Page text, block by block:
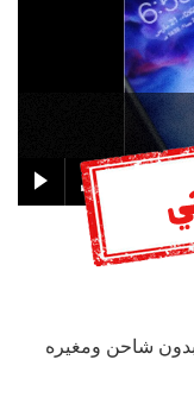
شاحن ومغيره